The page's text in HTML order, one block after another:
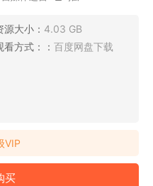
源大小： 4.03 GB
看方式：： 百度网盘下载
VIP
买